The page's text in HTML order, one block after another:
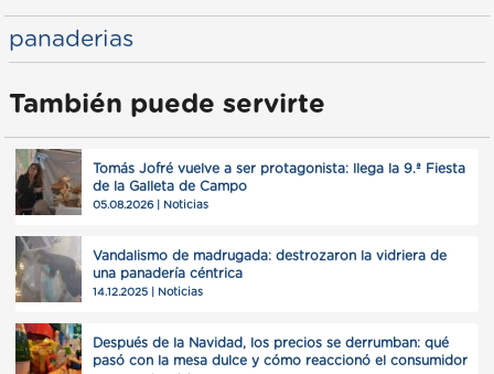
panaderias
También puede servirte
Tomás Jofré vuelve a ser protagonista: llega la 9.ª Fiesta
de la Galleta de Campo
05.08.2026 | Noticias
Vandalismo de madrugada: destrozaron la vidriera de
una panadería céntrica
14.12.2025 | Noticias
Después de la Navidad, los precios se derrumban: qué
pasó con la mesa dulce y cómo reaccionó el consumidor